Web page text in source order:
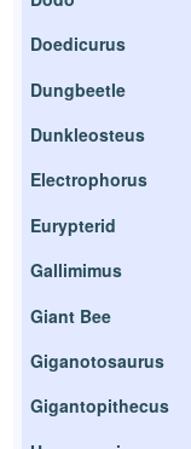
Doedicurus
Dungbeetle
Dunkleosteus
Electrophorus
Eurypterid
Gallimimus
Giant Bee
Giganotosaurus
Gigantopithecus